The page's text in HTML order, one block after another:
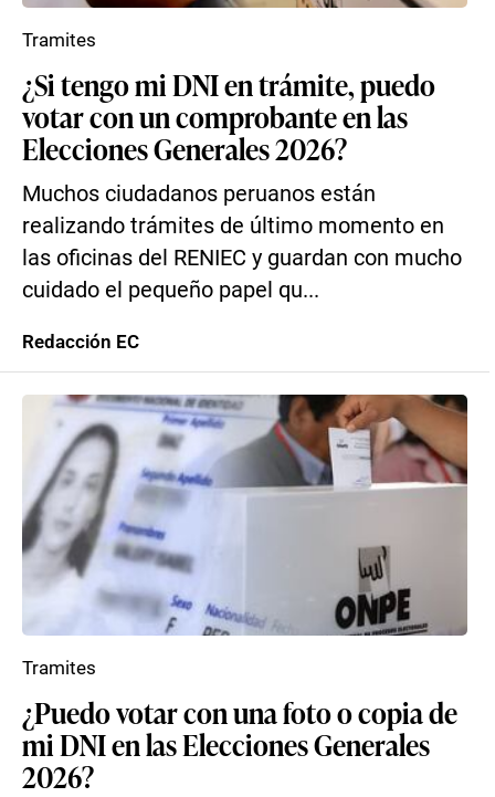
¿Si tengo mi DNI en trámite, puedo
votar con un comprobante en las
Elecciones Generales 2026?
Muchos ciudadanos peruanos están
realizando trámites de último momento en
las oficinas del RENIEC y guardan con mucho
cuidado el pequeño papel qu...
Tramites
Redacción EC
¿Puedo votar con una foto o copia de
mi DNI en las Elecciones Generales
2026?
Tramites